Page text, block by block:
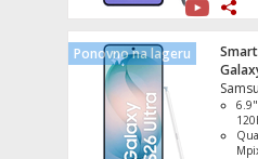
8.5
Ponovno na lageru